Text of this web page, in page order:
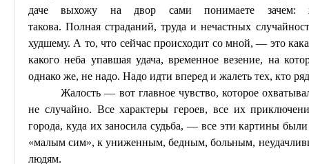
дачевыхожу на двор сами понимаете зачем:
такова.Полная страданий, труда и нечастных
худшему. А то, что сейчас происходит со мной, — это
какого неба упавшая удача, временное везение, на
однако же, не надо. Надо идти вперед и жалеть тех, кто
Жалость — вот главное чувство, которое
не случайно. Все характеры героев, все их
города, куда их заносила судьба, — все эти картины
«малым сим», к униженным, бедным, больным,
людям.